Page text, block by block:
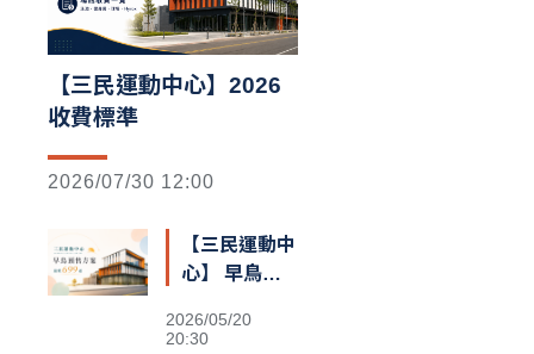
【三民運動中心】2026
收費標準
2026/07/30 12:00
【三民運動中
心】 早鳥預
2026/05/20
20:30